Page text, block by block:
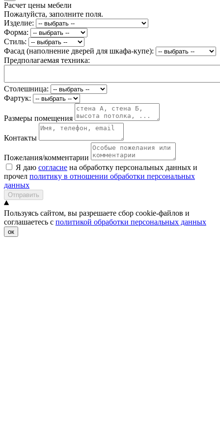
Расчет цены мебели
Пожалуйста, заполните поля.
Изделие:
Форма:
Стиль:
Фасад (наполнение дверей для шкафа-купе):
Предполагаемая техника:
Столешница:
Фартук:
Размеры помещения
Контакты
Пожелания/комментарии
Я даю согласие на обработку персональных данных и
прочел политику в отношении обработки персональных
данных
Отправить
Пользуясь сайтом, вы разрешаете сбор cookie-файлов и
соглашаетесь с политикой обработки персональных данных
ок